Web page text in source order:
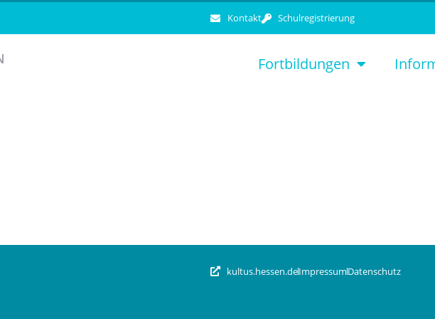
Kontakt Schulregistrierung
Fortbildungen
kultus.hessen.deImpressumDatenschutz